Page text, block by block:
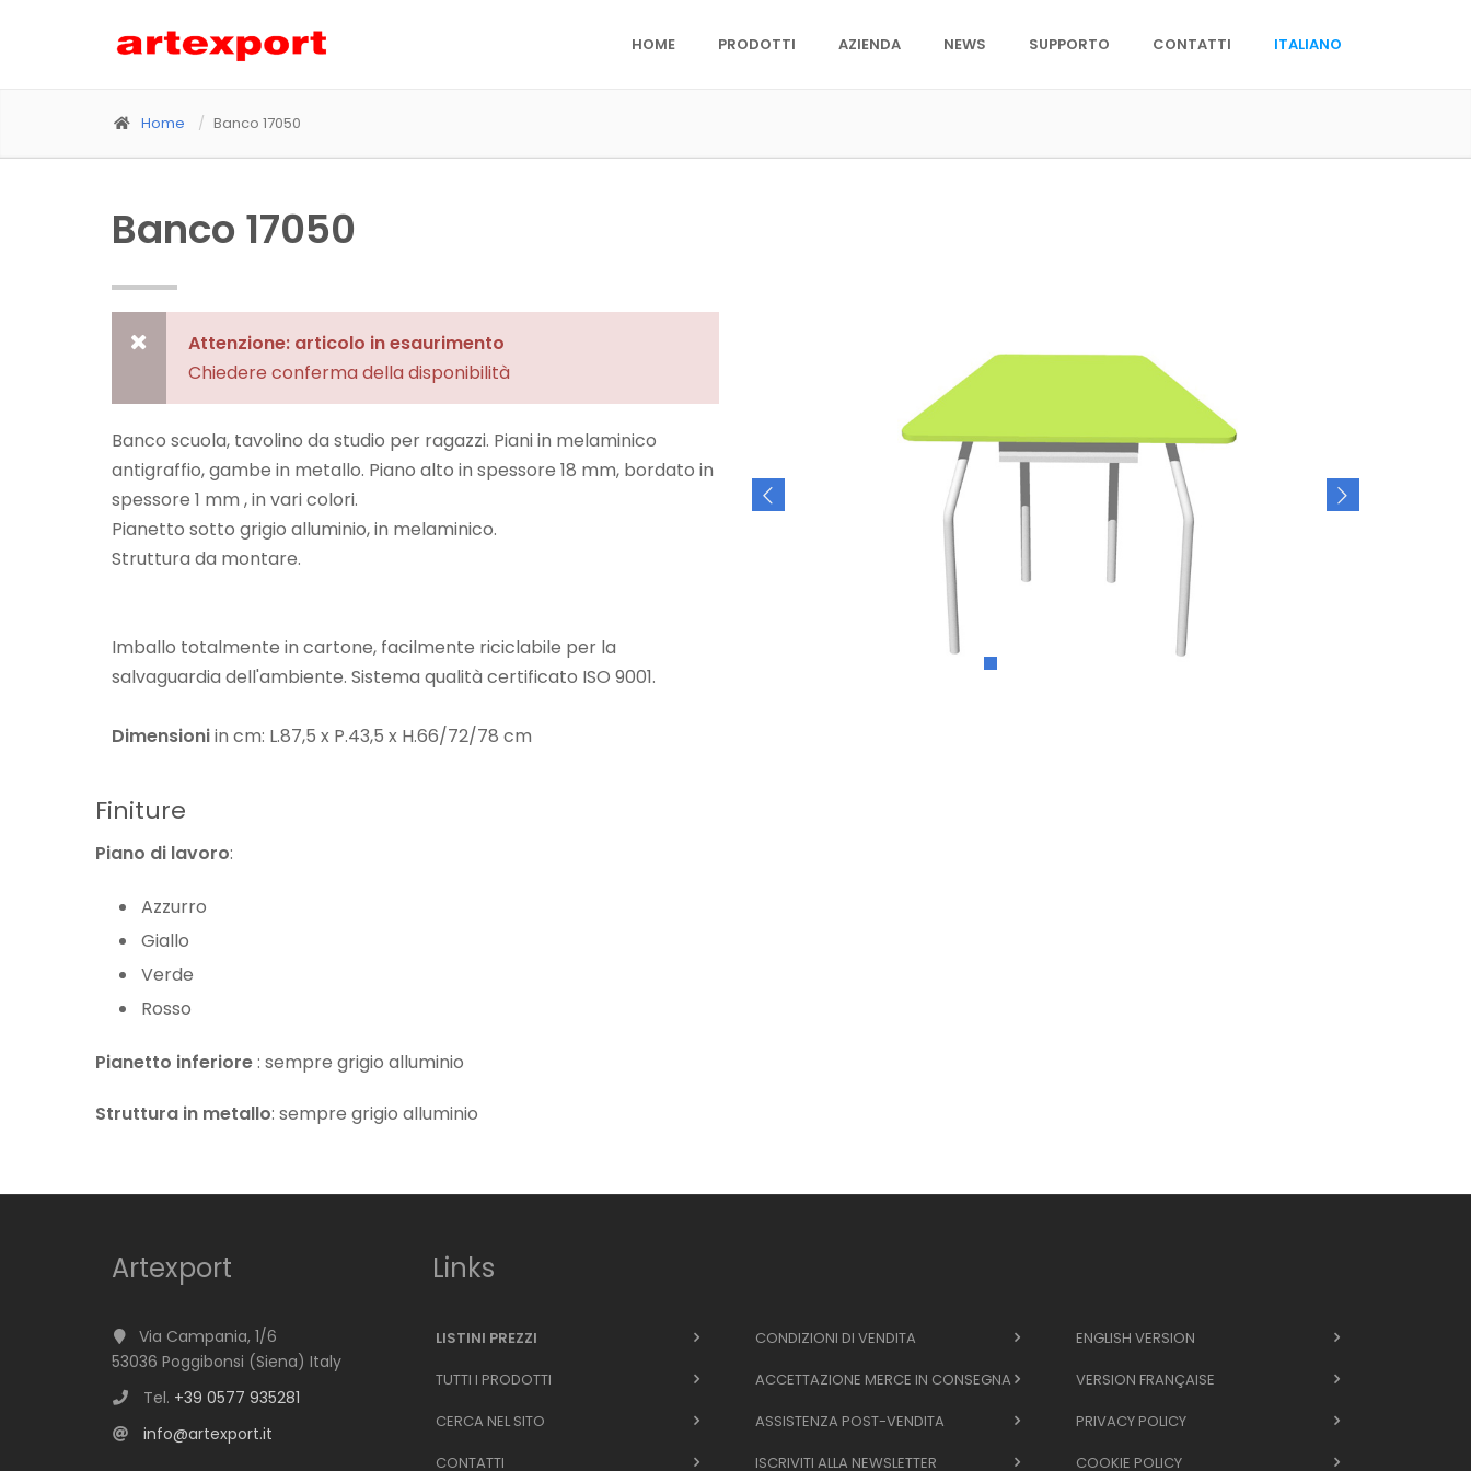
HOME PRODOTTI AZIENDA NEWS SUPPORTO CONTATTI ITALIANO
Home Banco 17050
Banco 17050
Attenzione: articolo in esaurimento
Chiedere conferma della disponibilità
Banco scuola, tavolino da studio per ragazzi. Piani in melaminico
antigraffio, gambe in metallo. Piano alto in spessore 18 mm, bordato in
spessore 1 mm , in vari colori.
Pianetto sotto grigio alluminio, in melaminico.
Struttura da montare.
Imballo totalmente in cartone, facilmente riciclabile per la
salvaguardia dell'ambiente. Sistema qualità certificato ISO 9001.
Dimensioniin cm: L.87,5 x P.43,5 x H.66/72/78 cm
Finiture
Piano di lavoro:
Azzurro
Giallo
Verde
Rosso
Pianetto inferiore: sempre grigio alluminio
Struttura in metallo: sempre grigio alluminio
Artexport
Via Campania, 1/6
53036 Poggibonsi (Siena) Italy
Tel. +39 0577 935281
info@artexport.it
Links
LISTINI PREZZI
TUTTI I PRODOTTI
CERCA NEL SITO
CONTATTI
CONDIZIONI DI VENDITA
ACCETTAZIONE MERCE IN CONSEGNA
ASSISTENZA POST-VENDITA
ISCRIVITI ALLA NEWSLETTER
ENGLISH VERSION
VERSION FRANÇAISE
PRIVACY POLICY
COOKIE POLICY